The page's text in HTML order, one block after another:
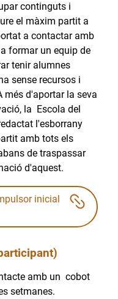
continguts i
el màxim partit a
a contactar amb
formar un equip de
tenir alumnes
sense recursos i
més d'aportar la seva
la Escola del
l'esborrany
amb tots els
de traspassar
d'aquest.
inicial
amb un cobot
setmanes.